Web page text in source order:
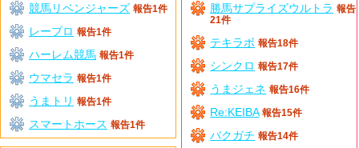
競馬リベンジャーズ 報告1件
レープロ 報告1件
ハーレム競馬 報告1件
ウマセラ 報告1件
うまトリ 報告1件
スマートホース 報告1件
勝馬サプライズウルトラ 報告
21件
テキラボ 報告18件
シンクロ 報告17件
うまジェネ 報告16件
Re:KEIBA 報告15件
バクガチ 報告14件